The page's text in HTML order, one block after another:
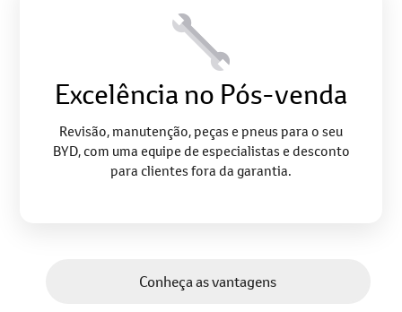
Excelência no Pós-venda
Revisão, manutenção, peças e pneus para o seu
BYD, com uma equipe de especialistas e desconto
para clientes fora da garantia.